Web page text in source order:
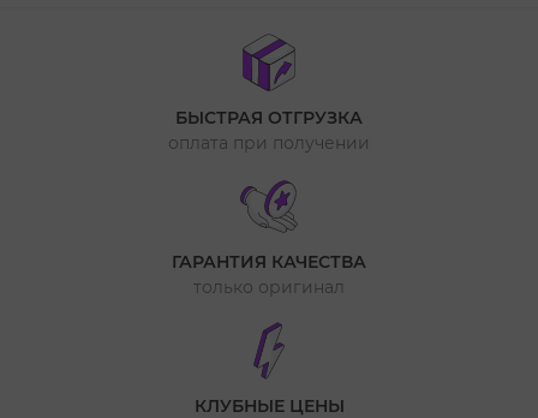
БЫСТРАЯ ОТГРУЗКА
оплата при получении
ГАРАНТИЯ КАЧЕСТВА
только оригинал
КЛУБНЫЕ ЦЕНЫ